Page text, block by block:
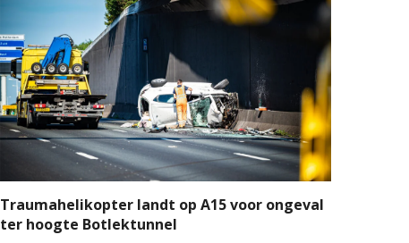
Traumahelikopter landt op A15 voor ongeval
ter hoogte Botlektunnel